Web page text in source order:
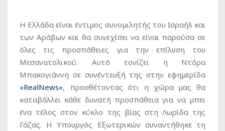
Η Ελλάδα είναι έντιμος συνομιλητής του Ισραήλ και
των Αράβων και θα συνεχίσει να είναι παρούσα σε
όλες τις προσπάθειες για την επίλυση του
Μεσανατολικού. Αυτό τονίζει η Ντόρα
Μπακογιάννη σε συνέντευξή της στην εφημερίδα
«RealNews», προσθέτοντας ότι η χώρα μας θα
καταβάλλει κάθε δυνατή προσπάθεια για να μπει
ένα τέλος στον κύκλο της βίας στη Λωρίδα της
Γάζας. Η Υπουργός Εξωτερικών συναντήθηκε τη